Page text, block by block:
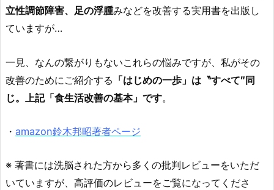
立性調節障害、足の浮腫みなどを改善する実用書を出版し
ていますが…
一見、なんの繋がりもないこれらの悩みですが、私がその
改善のためにご紹介する 「はじめの一歩」は〝すべて″同
じ。上記「食生活改善の基本」です。
・ amazon鈴木邦昭著者ページ
※ 著書には洗脳された方から多くの批判レビューをいただ
いていますが、高評価のレビューをご覧になってくださ